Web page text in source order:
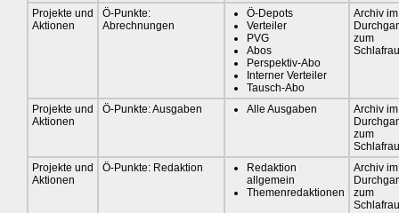
Projekte und
Aktionen
Ö-Punkte:
Abrechnungen
Ö-Depots
Verteiler
PVG
Abos
Perspektiv-Abo
Interner Verteiler
Tausch-Abo
Archiv im
zum
Projekte und
Aktionen
Ö-Punkte: Ausgaben Alle Ausgaben
Archiv im
zum
Projekte und
Aktionen
Ö-Punkte: Redaktion
Redaktion
allgemein
Themenredaktionen
Archiv im
zum